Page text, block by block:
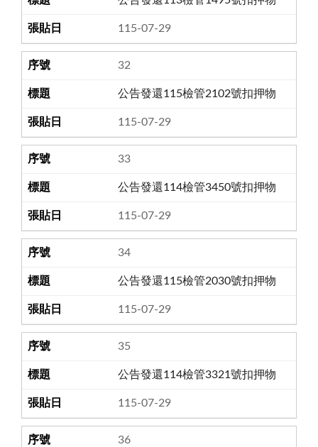
115-07-29
32
公告發還115檢管2102號扣押物
115-07-29
33
公告發還114檢管3450號扣押物
115-07-29
34
公告發還115檢管2030號扣押物
115-07-29
35
公告發還114檢管3321號扣押物
115-07-29
36